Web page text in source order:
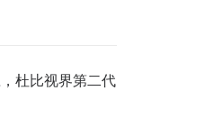
杜比视界第二代